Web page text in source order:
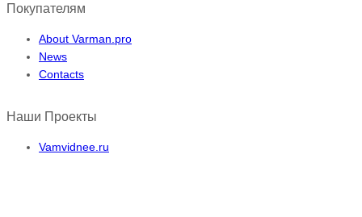
Покупателям
About Varman.pro
News
Contacts
Наши Проекты
Vamvidnee.ru